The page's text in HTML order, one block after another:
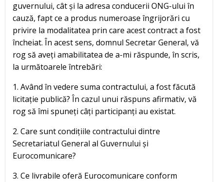
guvernului, cât și la adresa conducerii ONG-ului în
cauză, fapt ce a produs numeroase îngrijorări cu
privire la modalitatea prin care acest contract a fost
încheiat. În acest sens, domnul Secretar General, vă
rog să aveți amabilitatea de a-mi răspunde, în scris,
la următoarele întrebări:
1. Având în vedere suma contractului, a fost făcută
licitație publică? În cazul unui răspuns afirmativ, vă
rog să îmi spuneți câți participanți au existat.
2. Care sunt condițiile contractului dintre
Secretariatul General al Guvernului și
Eurocomunicare?
3. Ce livrabile oferă Eurocomunicare conform